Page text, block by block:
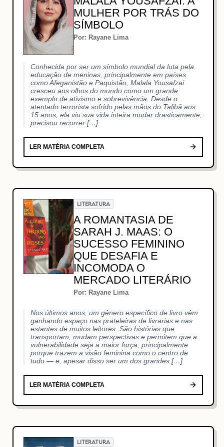
MULHER POR TRÁS DO
SÍMBOLO
Por: Rayane Lima
Conhecida por ser um símbolo mundial da luta pela
educação de meninas, principalmente em países
como Afeganistão e Paquistão, Malala Yousafzai
cresceu aos olhos do mundo como um grande
exemplo de ativismo e sobrevivência. Desde o
atentado terrorista sofrido pelas mãos do Talibã aos
15 anos, ela viu sua vida inteira mudar drasticamente;
precisou recorrer […]
LER MATÉRIA COMPLETA
LITERATURA
A ROMANTASIA DE
SARAH J. MAAS: O
SUCESSO FEMININO
QUE DESAFIA E
INCOMODA O
MERCADO LITERÁRIO
Por: Rayane Lima
Nos últimos anos, um gênero específico de livro vêm
ganhando espaço nas prateleiras de livrarias e nas
estantes de muitos leitores. São histórias que
transportam, mudam perspectivas e permitem que a
vulnerabilidade seja a maior força; principalmente
porque trazem a visão feminina como o centro de
tudo — e, apesar disso ser um dos grandes […]
LER MATÉRIA COMPLETA
LITERATURA